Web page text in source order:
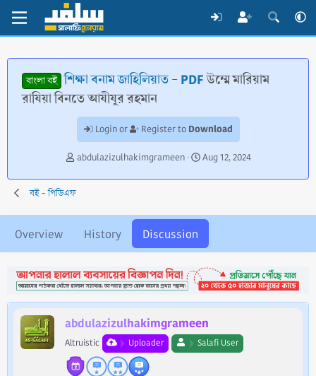
বাংলা বই শিক্ষা বনাম জাহিলিয়াত - PDFউম্মে মারিয়াম
রাযিয়া বিনতে আযীযুর রহমান
Login or Register to Download
T
r
t
r
t
e
r
abdulazizulhakimgrameen
S
a
d
t
e
Aug 12, 2024
বই - পিডিএফ
Overview History Discussion
abdulazizulhakimgrameen
Altruistic Uploader Salafi User